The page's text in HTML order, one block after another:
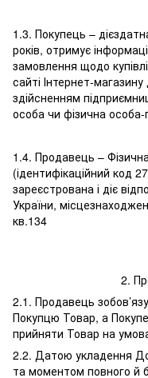
1.3. Покупець –
років, отримує
замовлення щодо
сайті Інтернет-
здійсненням
особа чи фізична
1.4. Продавець –
(ідентифікаційний код
зареєстрована і діє
України,
кв.134
2.
2.1. Продавець
Покупцю Товар, а
прийняти Товар на
2.2. Датою укладення
та моментом повного й